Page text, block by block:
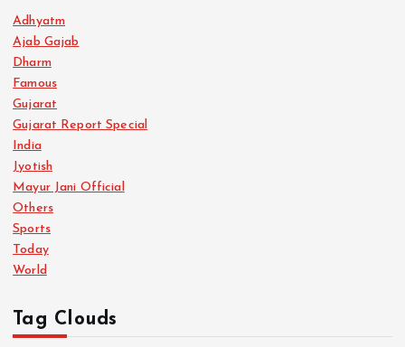
Adhyatm
Ajab Gajab
Dharm
Famous
Gujarat
Gujarat Report Special
India
Jyotish
Mayur Jani Official
Others
Sports
Today
World
Tag Clouds